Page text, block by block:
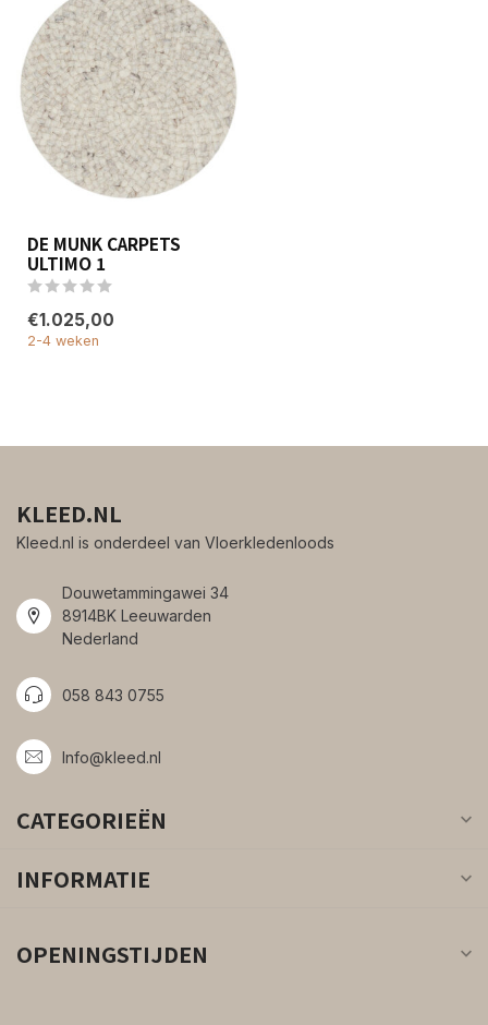
DE MUNK CARPETS
ULTIMO 1
€1.025,00
2-4 weken
KLEED.NL
Kleed.nl is onderdeel van Vloerkledenloods
Douwetammingawei 34
8914BK Leeuwarden
Nederland
058 843 0755
Info@kleed.nl
CATEGORIEËN
INFORMATIE
OPENINGSTIJDEN